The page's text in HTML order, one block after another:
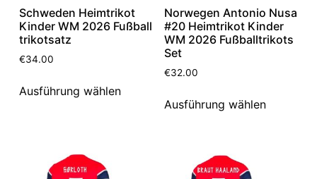
Schweden Heimtrikot
Kinder WM 2026 Fußball
trikotsatz
€34.00
Ausführung wählen
Norwegen Antonio Nusa
#20 Heimtrikot Kinder
WM 2026 Fußballtrikots
Set
€32.00
Ausführung wählen